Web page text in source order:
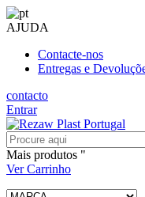
AJUDA
Contacte-nos
Entregas e
contacto
Entrar
Mais produtos "
Ver Carrinho